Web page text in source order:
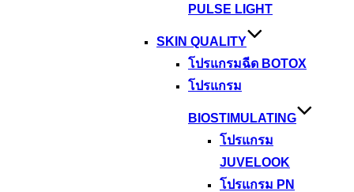
PULSE LIGHT
SKIN QUALITY
โปรแกรมฉีด BOTOX
โปรแกรม
BIOSTIMULATING
โปรแกรม
JUVELOOK
โปรแกรม PN